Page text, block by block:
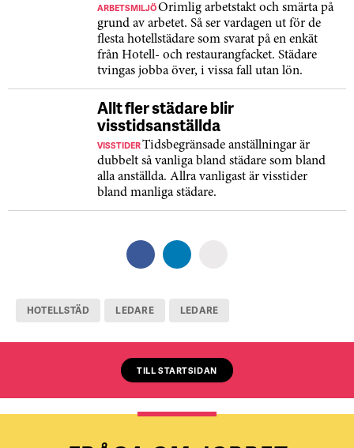
ARBETSMILJÖOrimlig arbetstakt och smärta på
grund av arbetet. Så ser vardagen ut för de
flesta hotellstädare som svarat på en enkät
från Hotell- och restaurangfacket. Städare
tvingas jobba över, i vissa fall utan lön.
Allt fler städare blir
visstidsanställda
VISSTIDERTidsbegränsade anställningar är
dubbelt så vanliga bland städare som bland
alla anställda. Allra vanligast är visstider
bland manliga städare.
HOTELLSTÄD LEDARE LEDARE
TILL STARTSIDAN